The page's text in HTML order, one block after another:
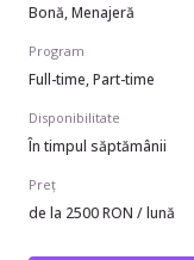
Bonă, Menajeră
Program
Full-time, Part-time
Disponibilitate
În timpul săptămânii
Preț
de la 2500 RON / lună